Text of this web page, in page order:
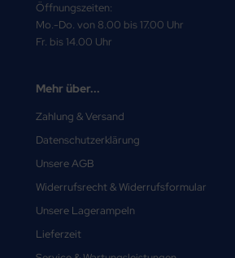
Öffnungszeiten:
Mo.-Do. von 8.00 bis 17.00 Uhr
Fr. bis 14.00 Uhr
Mehr über...
Zahlung & Versand
Datenschutzerklärung
Unsere AGB
Widerrufsrecht & Widerrufsformular
Unsere Lagerampeln
Lieferzeit